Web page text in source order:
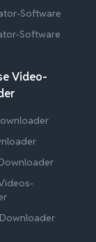
Software
Software
Video-